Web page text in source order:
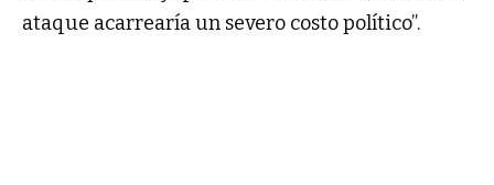
ataque acarrearía un severo costo político”.